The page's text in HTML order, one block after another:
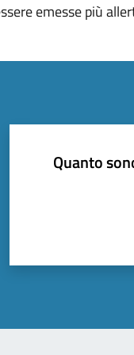
emesse più
Quanto